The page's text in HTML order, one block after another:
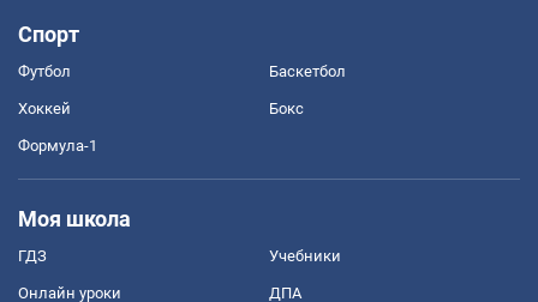
Спорт
Футбол Баскетбол
Хоккей Бокс
Формула-1
Моя школа
ГДЗ Учебники
Онлайн уроки ДПА